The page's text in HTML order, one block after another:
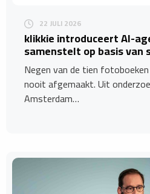
22 JULI 2026
​klikkie introduceert AI-
samenstelt op basis van
Negen van de tien
nooit afgemaakt. Uit
Amsterdam…